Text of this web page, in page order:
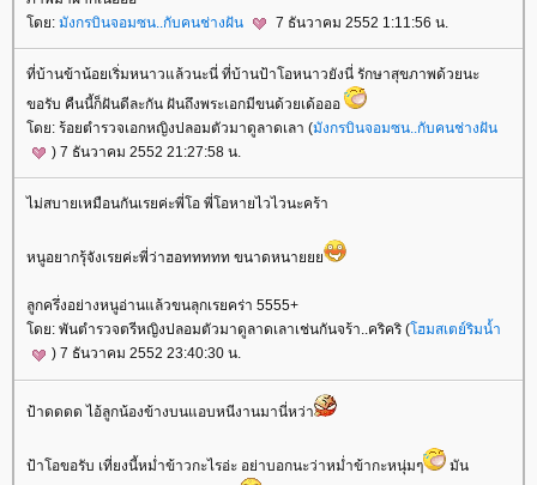
ดย: มังกรบินจอมซน..กับคนช่างฝัน 7 ธันวาคม 2552 1:11:56 น.
ที่บ้านข้าน้อยเริ่มหนาวแล้วนะนี่ ที่บ้านป้าโอหนาวยังนี่ รักษาสุขภาพด้วยนะ
ขอรับ คืนนี้ก็ฝันดีละกัน ฝันถึงพระเอกมีขนด้วยเด้อออ
ดย: ร้อยตำรวจเอกหญิงปลอมตัวมาดูลาดเลา (มังกรบินจอมซน..กับคนช่างฝัน
) 7 ธันวาคม 2552 21:27:58 น.
ไม่สบายเหมือนกันเรยค่ะพี่โอ พี่โอหายไวไวนะคร้า
หนูอยากรุ้จังเรยค่ะพี่ว่าฮอททททท ขนาดหนา
ลูกครึ่งอย่างหนูอ่านแล้วขนลุกเรยคร่า 5555+
ดย: พันตำรวจตรีหญิงปลอมตัวมาดูลาดเลาเช่นกันจร้า..คริคริ (ฮมสเตย์ริมน้ำ
) 7 ธันวาคม 2552 23:40:30 น.
ป้าดดดด ไอ้ลูกน้องข้างบนแอบหนีงานมานี่หว่า
ป้าโอขอรับ เที่ยงนี้หม่ำข้าวกะไรอ่ะ อย่าบอกนะว่าหม่ำข้ากะหนุ่มๆ
มัน